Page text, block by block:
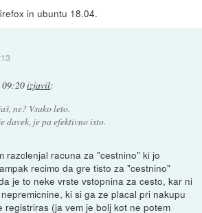
in ubuntu 18.04.
09:20izjavil:
ne? Vsako leto.
davek, je pa efektivno isto.
razclenjal racuna za "cestnino" ki jo
recimo da gre tisto za "cestnino"
je to neke vrste vstopnina za cesto, kar ni
ki si ga ze placal pri nakupu
registriras (ja vem je bolj kot ne potem